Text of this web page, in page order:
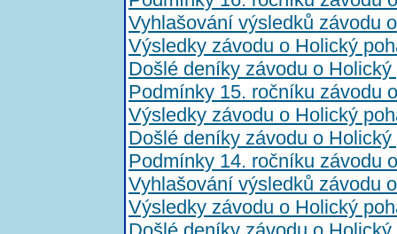
Vyhlašování výsledků závodu
Výsledky závodu o Holický
Došlé deníky závodu o Holický
Podmínky 15. ročníku závodu
Výsledky závodu o Holický
Došlé deníky závodu o Holický
Podmínky 14. ročníku závodu
Vyhlašování výsledků závodu
Výsledky závodu o Holický